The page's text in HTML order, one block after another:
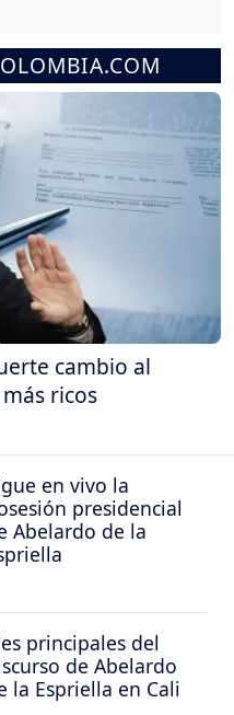
cambio al
ricos
en vivo la
presidencial
Abelardo de la
principales del
de Abelardo
la Espriella en Cali